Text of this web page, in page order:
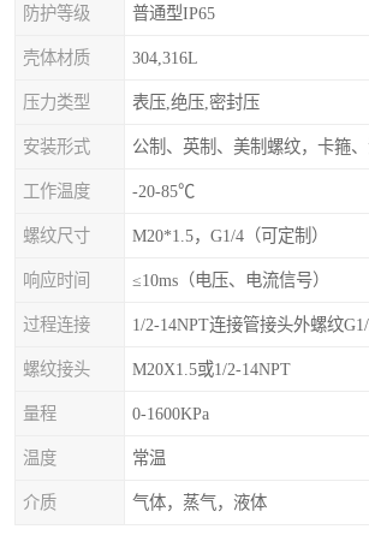
防护等级 普通型IP65
壳体材质 304,316L
压力类型 表压,绝压,密封压
安装形式 公制、英制、美制螺纹，卡箍
工作温度 -20-85℃
螺纹尺寸 M20*1.5，G1/4（可定制）
响应时间 ≤10ms（电压、电流信号）
过程连接 1/2-14NPT连接管接头外螺纹
螺纹接头 M20X1.5或1/2-14NPT
量程 0-1600KPa
温度 常温
介质 气体，蒸气，液体